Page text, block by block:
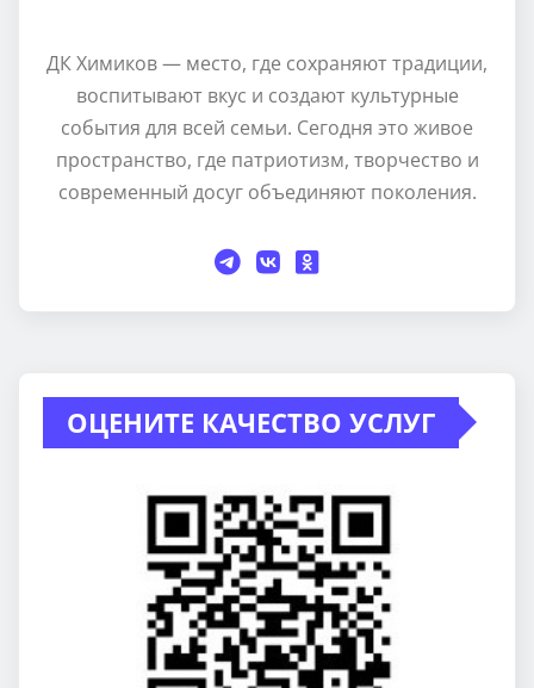
ДК Химиков — место, где сохраняют традиции,
воспитывают вкус и создают культурные
события для всей семьи. Сегодня это живое
пространство, где патриотизм, творчество и
современный досуг объединяют поколения.
ОЦЕНИТЕ КАЧЕСТВО УСЛУГ